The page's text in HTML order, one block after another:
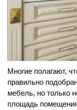
Многие полагают,
правильно
мебель, но только
площадь